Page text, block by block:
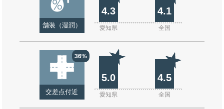
舗装（湿潤）
4.3 4.1
愛知県 全国
36%
交差点付近
5.0 4.5
愛知県 全国